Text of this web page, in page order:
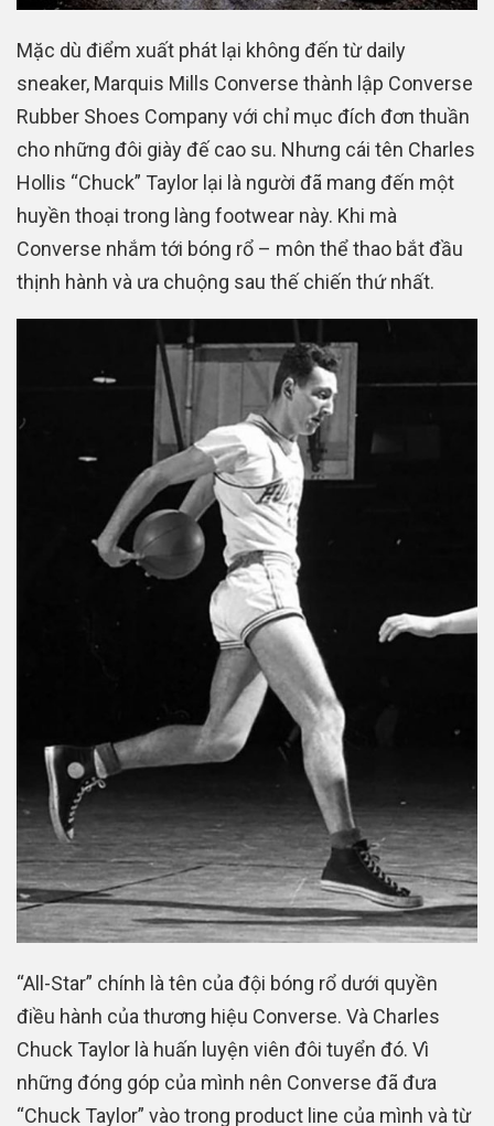
Mặc dù điểm xuất phát lại không đến từ daily
sneaker, Marquis Mills Converse thành lập Converse
Rubber Shoes Company với chỉ mục đích đơn thuần
cho những đôi giày đế cao su. Nhưng cái tên Charles
Hollis “Chuck” Taylor lại là người đã mang đến một
huyền thoại trong làng footwear này. Khi mà
Converse nhắm tới bóng rổ – môn thể thao bắt đầu
thịnh hành và ưa chuộng sau thế chiến thứ nhất.
“All-Star” chính là tên của đội bóng rổ dưới quyền
điều hành của thương hiệu Converse. Và Charles
Chuck Taylor là huấn luyện viên đôi tuyển đó. Vì
những đóng góp của mình nên Converse đã đưa
“Chuck Taylor” vào trong product line của mình và từ